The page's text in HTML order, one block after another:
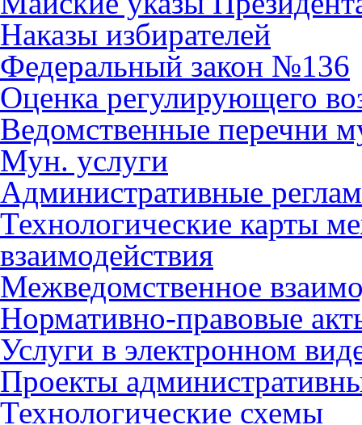
Наказы избирателей
Федеральный закон №136
Оценка регулирующего
Ведомственные перечни
Мун. услуги
Административные
Технологические карты
взаимодействия
Межведомственное
Нормативно-правовые
Услуги в электронном
Проекты
Технологические схемы